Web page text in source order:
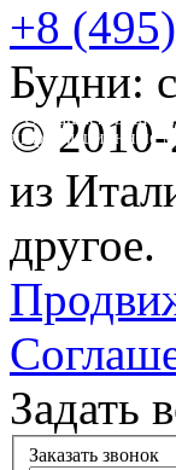
+8
Будни:
* Обращаем ваше
информационные
Гражданского
© 2010-
из
другое.
Задать
Заказать звонок